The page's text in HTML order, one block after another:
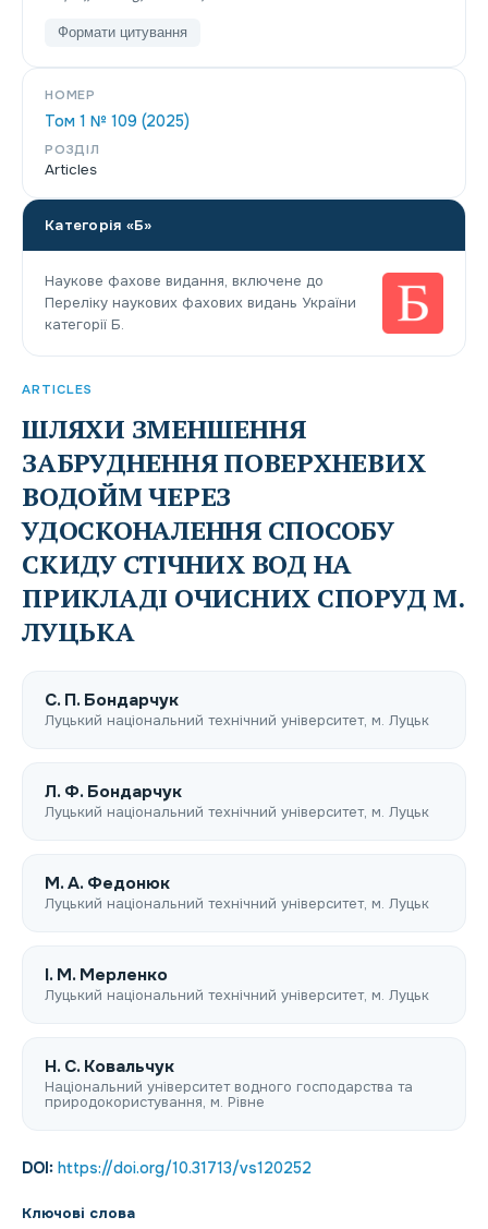
ARTICLES
ШЛЯХИ ЗМЕНШЕННЯ
ЗАБРУДНЕННЯ ПОВЕРХНЕВИХ
ВОДОЙМ ЧЕРЕЗ
УДОСКОНАЛЕННЯ СПОСОБУ
СКИДУ СТІЧНИХ ВОД НА
ПРИКЛАДІ ОЧИСНИХ СПОРУД М.
ЛУЦЬКА
С. П. Бондарчук
Луцький національний технічний університет, м. Луцьк
Л. Ф. Бондарчук
Луцький національний технічний університет, м. Луцьк
М. А. Федонюк
Луцький національний технічний університет, м. Луцьк
І. М. Мерленко
Луцький національний технічний університет, м. Луцьк
Н. С. Ковальчук
Національний університет водного господарства та
природокористування, м. Рівне
DOI: https://doi.org/10.31713/vs120252
Ключові слова
Формати цитування
НОМЕР
Том 1 № 109 (2025)
РОЗДІЛ
Articles
Категорія «Б»
Наукове фахове видання, включене до
Переліку наукових фахових видань України
категорії Б.